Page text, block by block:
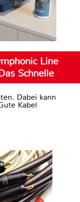
Line
Schnelle
Dabei kann
Kabel